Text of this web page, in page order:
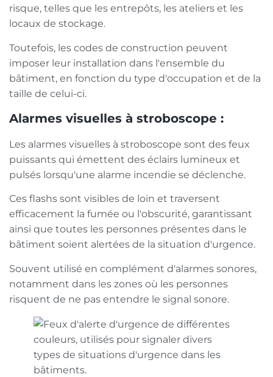
risque, telles que les entrepôts, les ateliers et les
locaux de stockage.
Toutefois, les codes de construction peuvent
imposer leur installation dans l'ensemble du
bâtiment, en fonction du type d'occupation et de la
taille de celui-ci.
Alarmes visuelles à stroboscope :
Les alarmes visuelles à stroboscope sont des feux
puissants qui émettent des éclairs lumineux et
pulsés lorsqu'une alarme incendie se déclenche.
Ces flashs sont visibles de loin et traversent
efficacement la fumée ou l'obscurité, garantissant
ainsi que toutes les personnes présentes dans le
bâtiment soient alertées de la situation d'urgence.
Souvent utilisé en complément d'alarmes sonores,
notamment dans les zones où les personnes
risquent de ne pas entendre le signal sonore.